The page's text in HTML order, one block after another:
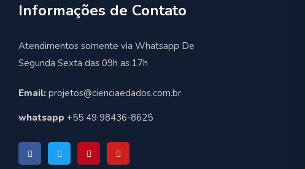
Informações de Contato
Atendimentos somente via Whatsapp De
Segunda Sexta das 09h as 17h
Email: projetos@cienciaedados.com.br
whatsapp +55 49 98436-8625